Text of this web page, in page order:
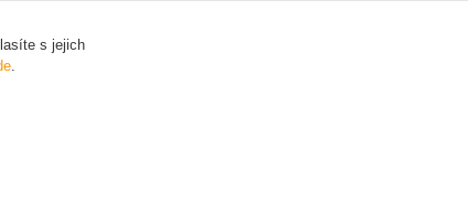
s jejich
.